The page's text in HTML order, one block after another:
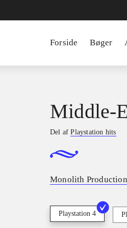
Forside Bøger
Middle-
Del afPlaystation hits
Monolith
Playstation 4